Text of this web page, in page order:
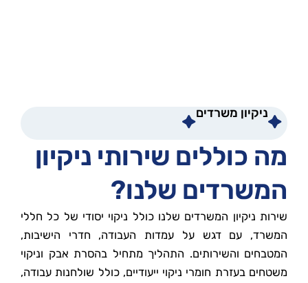
ניקיון משרדים
מה כוללים שירותי ניקיון
המשרדים שלנו?
שירות ניקיון המשרדים שלנו כולל ניקוי יסודי של כל חללי
המשרד, עם דגש על עמדות העבודה, חדרי הישיבות,
המטבחים והשירותים. התהליך מתחיל בהסרת אבק וניקוי
משטחים בעזרת חומרי ניקוי ייעודיים, כולל שולחנות עבודה,